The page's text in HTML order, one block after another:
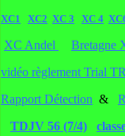
XC1 XC2 XC 3 XC 4
XC Andel
Bretagne
vidéo règlement Trial
Rapport Détection &
TDJV 56 (7/4)